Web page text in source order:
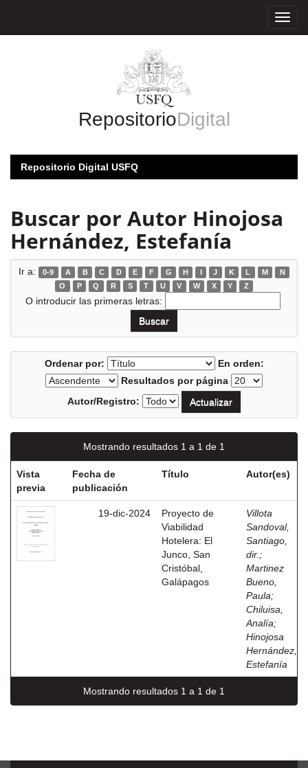
RepositorioDigital
Repositorio Digital USFQ
Buscar por Autor Hinojosa
Hernández, Estefanía
Ir a: 0-9 A B C D E F G H I J K L M
N
O
P Q R S T U V W X Y Z
O introducir las primeras letras:
Ordenar por:
En orden:
Resultados por página
Autor/Registro:
Mostrando resultados 1 a 1 de 1
Vista
previa
Fecha de
publicación
Título Autor(es)
19-dic-2024
Proyecto de
Viabilidad
Hotelera: El
Junco, San
Cristóbal,
Galápagos
Villota
Sandoval,
Santiago,
dir. ;
Martinez
Bueno,
Paula;
Chiluisa,
Analía;
Hinojosa
Hernández,
Estefanía
Mostrando resultados 1 a 1 de 1